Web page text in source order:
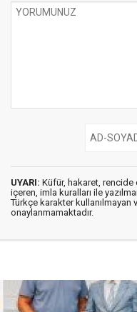
UYARI: Küfür, hakaret, rencide
içeren, imla kuralları ile
Türkçe karakter kullanılmayan
onaylanmamaktadır.